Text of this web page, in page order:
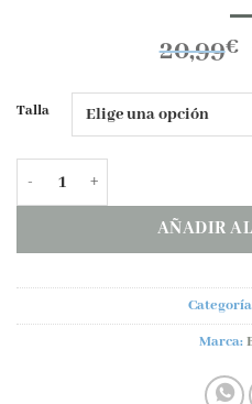
20,99€
Talla
AÑADIR
Marca: